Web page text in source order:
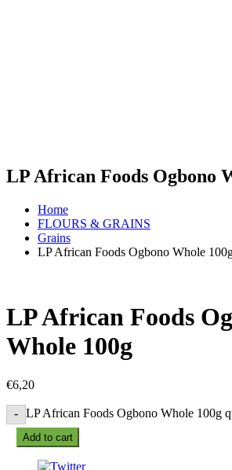
LP African Foods Ogbono
Home
FLOURS & GRAINS
Grains
LP African Foods Ogbono Whole
LP African Foods
Whole 100g
€6,20
- LP African Foods Ogbono Whole 100g
Add to cart